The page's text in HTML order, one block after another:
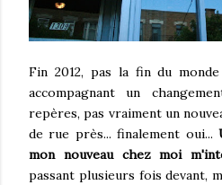
Fin 2012, pas la fin du
accompagnant un
repères, pas vraiment un
de rue près... finalement oui...
mon nouveau chez moi
passant plusieurs fois devant,